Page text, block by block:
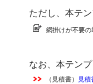
ただし、本テ
網掛けが不要
なお、本テン
（見積書）
見